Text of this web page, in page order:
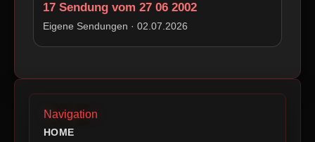
Beim Laden können personenbezogene
Daten an den Drittanbieter übertragen
werden.
17 Sendung vom 27 06 2002
Eigene Sendungen · 02.07.2026
Navigation
HOME